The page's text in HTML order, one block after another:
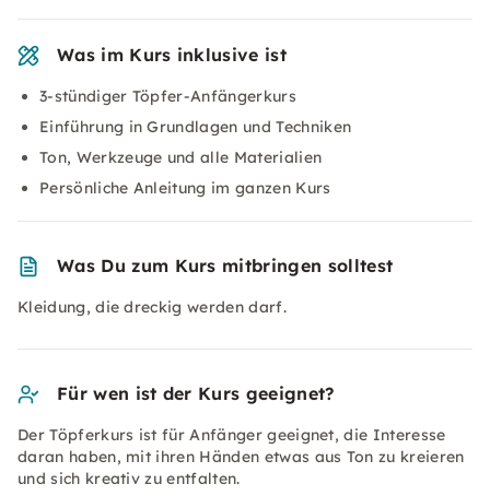
Was im Kurs inklusive ist
3-stündiger Töpfer-Anfängerkurs
Einführung in Grundlagen und Techniken
Ton, Werkzeuge und alle Materialien
Persönliche Anleitung im ganzen Kurs
Was Du zum Kurs mitbringen solltest
Kleidung, die dreckig werden darf.
Für wen ist der Kurs geeignet?
Der Töpferkurs ist für Anfänger geeignet, die Interesse
daran haben, mit ihren Händen etwas aus Ton zu kreieren
und sich kreativ zu entfalten.